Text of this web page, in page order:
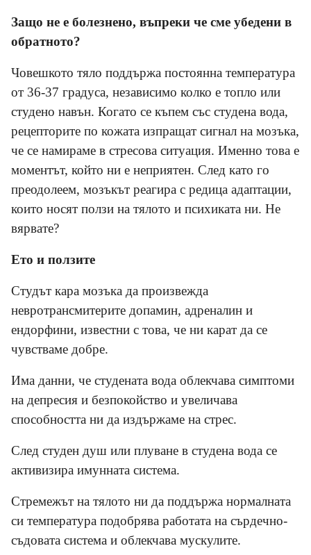
Защо не е болезнено, въпреки че сме убедени в
обратното?
Човешкото тяло поддържа постоянна температура
от 36-37 градуса, независимо колко е топло или
студено навън. Когато се къпем със студена вода,
рецепторите по кожата изпращат сигнал на мозъка,
че се намираме в стресова ситуация. Именно това е
моментът, който ни е неприятен. След като го
преодолеем, мозъкът реагира с редица адаптации,
които носят ползи на тялото и психиката ни. Не
вярвате?
Ето и ползите
Студът кара мозъка да произвежда
невротрансмитерите допамин, адреналин и
ендорфини, известни с това, че ни карат да се
чувстваме добре.
Има данни, че студената вода облекчава симптоми
на депресия и безпокойство и увеличава
способността ни да издържаме на стрес.
След студен душ или плуване в студена вода се
активизира имунната система.
Стремежът на тялото ни да поддържа нормалната
си температура подобрява работата на сърдечно-
съдовата система и облекчава мускулите.